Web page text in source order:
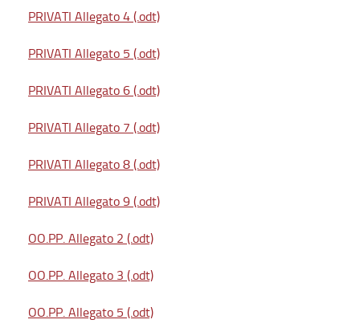
PRIVATI Allegato 4 (.odt)
PRIVATI Allegato 5 (.odt)
PRIVATI Allegato 6 (.odt)
PRIVATI Allegato 7 (.odt)
PRIVATI Allegato 8 (.odt)
PRIVATI Allegato 9 (.odt)
OO.PP. Allegato 2 (.odt)
OO.PP. Allegato 3 (.odt)
OO.PP. Allegato 5 (.odt)